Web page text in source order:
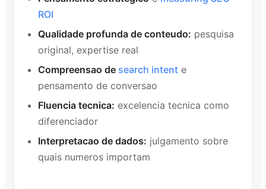
ROI
Qualidade profunda de conteudo: pesquisa
original, expertise real
Compreensao de search intent e
pensamento de conversao
Fluencia tecnica: excelencia tecnica como
diferenciador
Interpretacao de dados: julgamento sobre
quais numeros importam